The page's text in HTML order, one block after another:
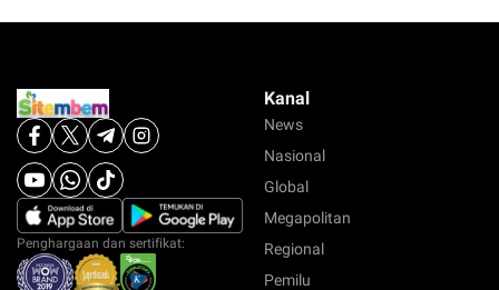
Penghargaan dan sertifikat:
Kanal
News
Nasional
Global
Megapolitan
Regional
Pemilu